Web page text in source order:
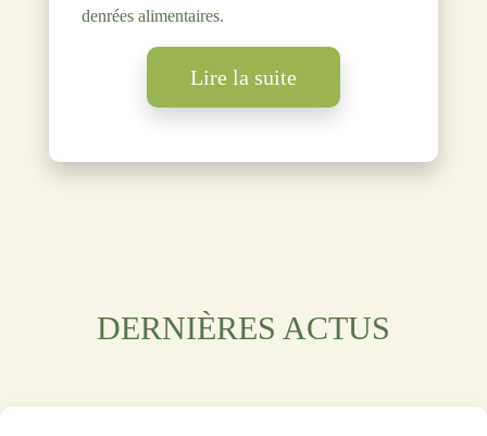
denrées alimentaires.
Lire la suite
DERNIÈRES ACTUS